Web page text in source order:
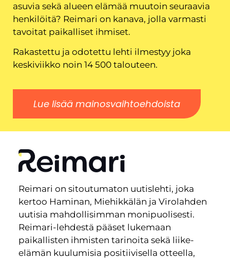
asuvia sekä alueen elämää muutoin seuraavia
henkilöitä? Reimari on kanava, jolla varmasti
tavoitat paikalliset ihmiset.
Rakastettu ja odotettu lehti ilmestyy joka
keskiviikko noin 14 500 talouteen.
Lue lisää mainosvaihtoehdoista
Reimari on sitoutumaton uutislehti, joka
kertoo Haminan, Miehikkälän ja Virolahden
uutisia mahdollisimman monipuolisesti.
Reimari-lehdestä pääset lukemaan
paikallisten ihmisten tarinoita sekä liike-
elämän kuulumisia positiivisella otteella,